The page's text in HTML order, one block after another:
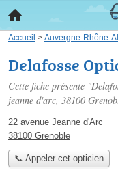
Accueil > Auvergne-Rhône-
Delafosse
Cette fiche présente
jeanne d'arc, 38100
22 avenue Jeanne d'Arc
38100 Grenoble
📞 Appeler cet opticien